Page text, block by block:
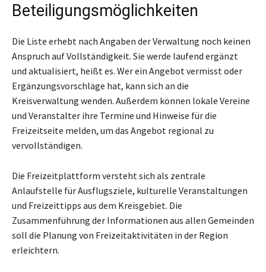
Beteiligungsmöglichkeiten
Die Liste erhebt nach Angaben der Verwaltung noch keinen
Anspruch auf Vollständigkeit. Sie werde laufend ergänzt
und aktualisiert, heißt es. Wer ein Angebot vermisst oder
Ergänzungsvorschläge hat, kann sich an die
Kreisverwaltung wenden. Außerdem können lokale Vereine
und Veranstalter ihre Termine und Hinweise für die
Freizeitseite melden, um das Angebot regional zu
vervollständigen.
Die Freizeitplattform versteht sich als zentrale
Anlaufstelle für Ausflugsziele, kulturelle Veranstaltungen
und Freizeittipps aus dem Kreisgebiet. Die
Zusammenführung der Informationen aus allen Gemeinden
soll die Planung von Freizeitaktivitäten in der Region
erleichtern.